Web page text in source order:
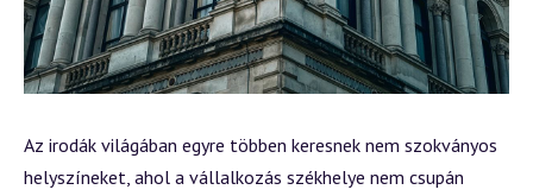
Az irodák világában egyre többen keresnek nem szokványos
helyszíneket, ahol a vállalkozás székhelye nem csupán